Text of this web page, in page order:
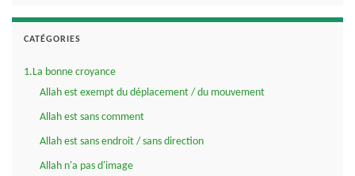
CATÉGORIES
1.La bonne croyance
Allah est exempt du déplacement / du mouvement
Allah est sans comment
Allah est sans endroit / sans direction
Allah n'a pas d'image